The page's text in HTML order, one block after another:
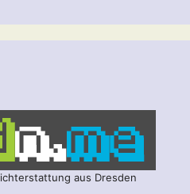
aus Dresden